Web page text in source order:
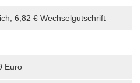
6,82 € Wechselgutschrift
Euro